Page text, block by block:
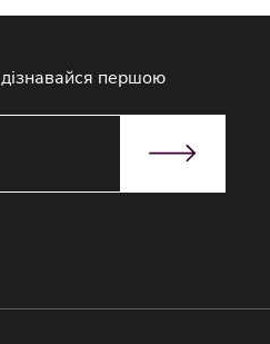
першою